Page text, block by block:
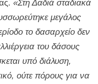
«Στη Δαδιά σταδιακά
μεγάλος
το δασαρχείο δεν
του δάσους
υπό διάλυση,
ούτε πόρους για να